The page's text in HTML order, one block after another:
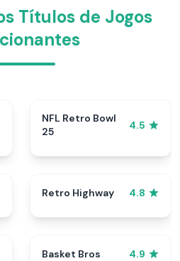
Títulos de Jogos
NFL Retro Bowl
25
4.5
Retro Highway 4.8
Basket Bros 4.9